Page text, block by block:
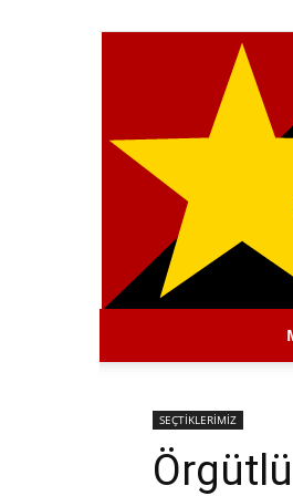
SEÇTİKLERİMİZ